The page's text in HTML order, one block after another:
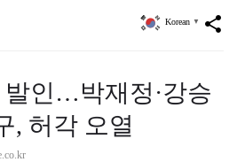
share
Korean ▼
발인…박재정·강승
, 허각 오열